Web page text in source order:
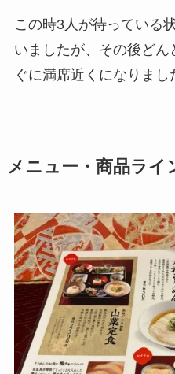
この時3人が待っている
いましたが、その後ど
ぐに満席近くになりまし
メニュー・商品ライ